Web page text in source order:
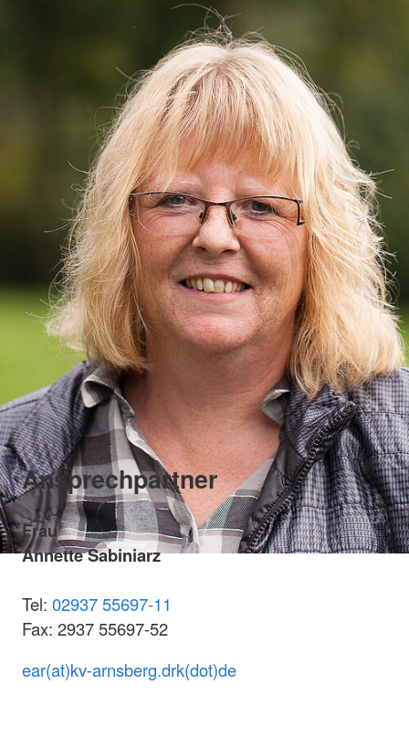
Ansprechpartner
Frau
Annette Sabiniarz
Tel: 02937 55697-11
Fax: 2937 55697-52
ear(at)kv-arnsberg.drk(dot)de